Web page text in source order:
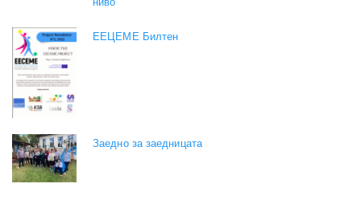
EEЦЕМЕ Билтен
Заедно за заедницата